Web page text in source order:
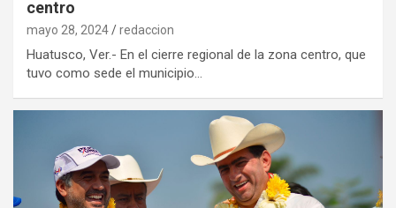
centro
mayo 28, 2024 redaccion
Huatusco, Ver.- En el cierre regional de la zona centro, que
tuvo como sede el municipio…